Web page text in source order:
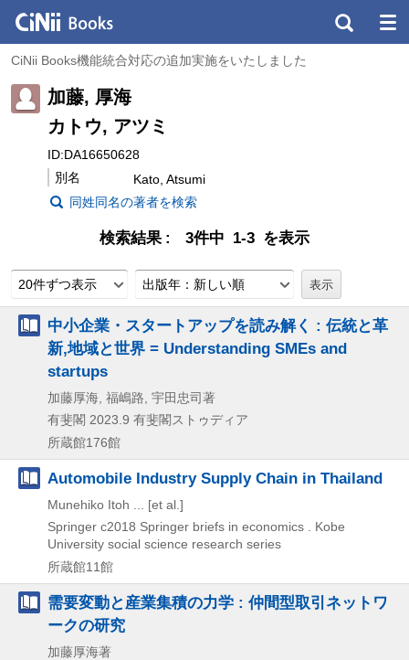
CiNii Books機能統合対応の追加実施をいたしました
加藤, 厚海
カトウ, アツミ
ID:DA16650628
別名
Kato, Atsumi
同姓同名の著者を検索
検索結果 3件中 1-3 を表示
20件ずつ表示 出版年：新しい順
中小企業・スタートアップを読み解く : 伝統と革
新,地域と世界 = Understanding SMEs and
startups
加藤厚海, 福嶋路, 宇田忠司著
有斐閣 2023.9 有斐閣ストゥディア
所蔵館176館
Automobile Industry Supply Chain in Thailand
Munehiko Itoh ... [et al.]
Springer c2018 Springer briefs in economics . Kobe
University social science research series
所蔵館11館
需要変動と産業集積の力学 : 仲間型取引ネットワ
ークの研究
加藤厚海著